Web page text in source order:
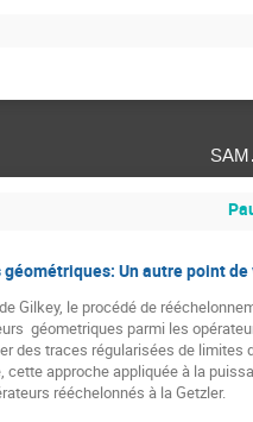
Un autre point
Gilkey, le procédé de
géometriques parmi les
des traces régularisées de
cette approche appliquée à la
rééchelonnés à la Getzler.